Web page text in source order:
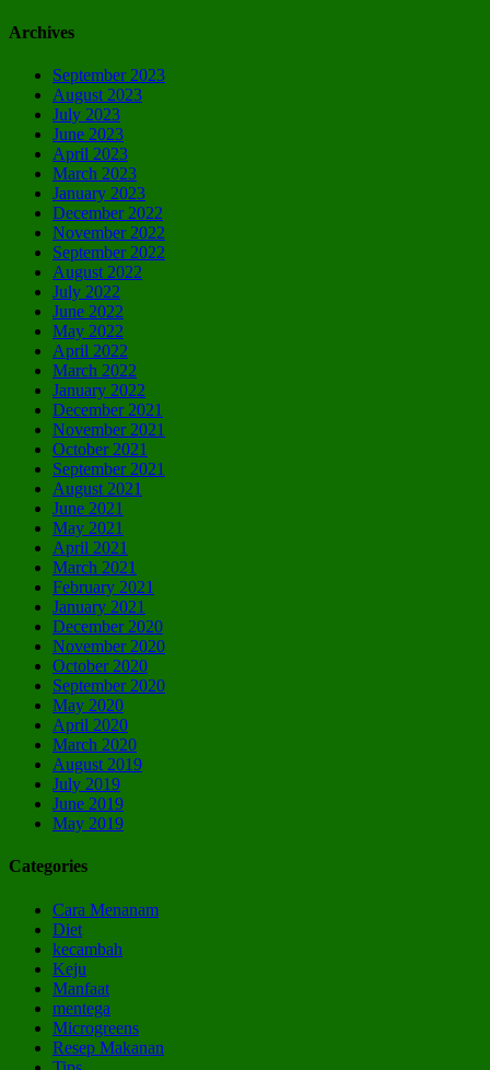
Archives
September 2023
August 2023
July 2023
June 2023
April 2023
March 2023
January 2023
December 2022
November 2022
September 2022
August 2022
July 2022
June 2022
May 2022
April 2022
March 2022
January 2022
December 2021
November 2021
October 2021
September 2021
August 2021
June 2021
May 2021
April 2021
March 2021
February 2021
January 2021
December 2020
November 2020
October 2020
September 2020
May 2020
April 2020
March 2020
August 2019
July 2019
June 2019
May 2019
Categories
Cara Menanam
Diet
kecambah
Keju
Manfaat
mentega
Microgreens
Resep Makanan